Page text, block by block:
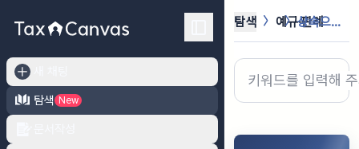
탐색
New
탐색 예규·판례 상속으로 취득한 부동산을 단기양도시 ...